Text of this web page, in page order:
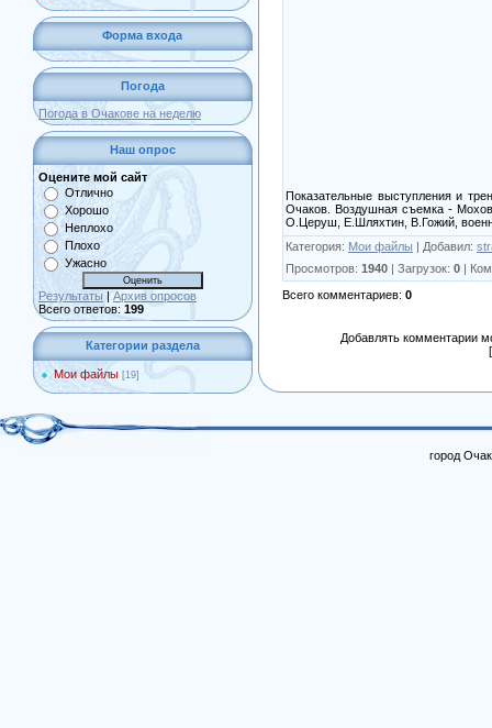
Форма входа
Погода
Погода в Очакове на неделю
Наш опрос
Оцените мой сайт
Отлично
Хорошо
Неплохо
Плохо
Ужасно
Результаты | Архив опросов
Всего ответов: 199
Категории раздела
Мои файлы [19]
Показательные выступления и
Очаков. Воздушная съемка -
О.Церуш, Е.Шляхтин, В.Гожий,
Категория: Мои файлы | Добавил:
Просмотров: 1940 | Загрузок: 0 |
Всего комментариев: 0
Добавлять комментарии
город